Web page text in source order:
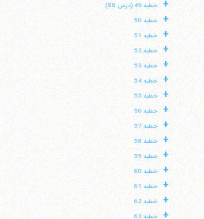
+ خطبه 49 (درس 88)
+ خطبه 50
+ خطبه 51
+ خطبه 52
+ خطبه 53
+ خطبه 54
+ خطبه 55
+ خطبه 56
+ خطبه 57
+ خطبه 58
+ خطبه 59
+ خطبه 60
+ خطبه 61
+ خطبه 62
+ خطبه 63